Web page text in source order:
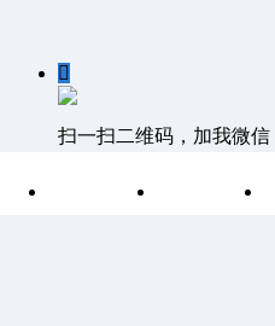

扫一扫二维码，加我微信